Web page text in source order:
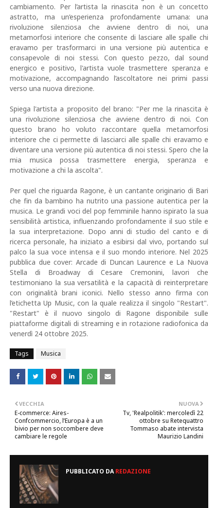
cambiamento. Per l’artista la rinascita non è un concetto
astratto, ma un’esperienza profondamente umana: una
rivoluzione silenziosa che avviene dentro di noi, una
metamorfosi interiore che consente di lasciare alle spalle chi
eravamo per trasformarci in una versione più autentica e
consapevole di noi stessi. Con questo pezzo, dal sound
energico e positivo, l'artista vuole trasmettere speranza e
motivazione, accompagnando l’ascoltatore nei primi passi
verso una nuova direzione.
Spiega l'artista a proposito del brano: "Per me la rinascita è
una rivoluzione silenziosa che avviene dentro di noi. Con
questo brano ho voluto raccontare quella metamorfosi
interiore che ci permette di lasciarci alle spalle chi eravamo e
diventare una versione più autentica di noi stessi. Spero che la
mia musica possa trasmettere energia, speranza e
motivazione a chi la ascolta".
Per quel che riguarda Ragone, è un cantante originario di Bari
che fin da bambino ha nutrito una passione autentica per la
musica. Le grandi voci del pop femminile hanno ispirato la sua
sensibilità artistica, influenzando profondamente il suo stile e
la sua interpretazione. Dopo anni di studio del canto e di
ricerca personale, ha iniziato a esibirsi dal vivo, portando sul
palco la sua voce intensa e il suo mondo interiore. Nel 2025
pubblica due cover: Arcade di Duncan Laurence e La Nuova
Stella di Broadway di Cesare Cremonini, lavori che
testimoniano la sua versatilità e la capacità di reinterpretare
con originalità brani iconici. Nello stesso anno firma con
l’etichetta Up Music, con la quale realizza il singolo "Restart".
"Restart" è il nuovo singolo di Ragone disponibile sulle
piattaforme digitali di streaming e in rotazione radiofonica da
venerdì 24 ottobre 2025.
Tags Musica
NUOVA
Tv, 'Realpolitik': mercoledì 22
ottobre su Retequattro
Tommaso abate intervista
Maurizio Landini
VECCHIA
E-commerce: Aires-
Confcommercio, l’Europa è a un
bivio per non soccombere deve
cambiare le regole
PUBBLICATO DAREDAZIONE